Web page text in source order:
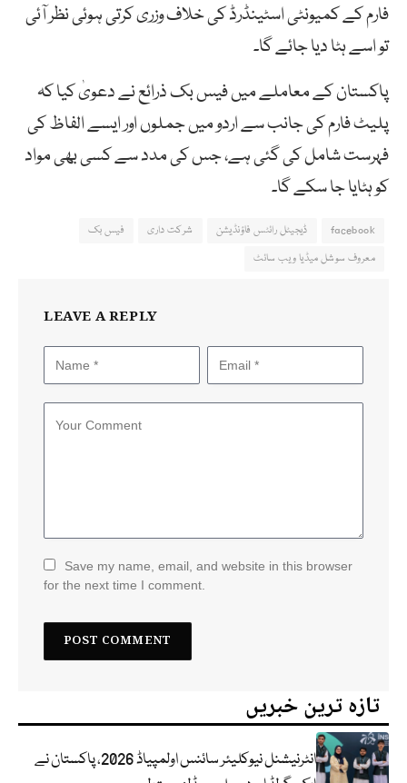
فارم کے کمیونٹی اسٹینڈرڈ کی خلاف وزری کرتی ہوئی نظر آئی
تو اسے ہٹا دیا جائے گا۔
پاکستان کے معاملے میں فیس بک ذرائع نے دعویٰ کیا کہ
پلیٹ فارم کی جانب سے اردو میں جملوں اور ایسے الفاظ کی
فہرست شامل کی گئی ہے، جس کی مدد سے کسی بھی مواد
کو ہٹایا جا سکے گا۔
facebook ڈیجیٹل رائٹس فاؤنڈیشن شرکت داری
فیس بک
معروف سوشل میڈیا ویب سائٹ
LEAVE A REPLY
Save my name, email, and website in this browser
for the next time I comment.
تازہ ترین خبریں
انٹرنیشنل نیوکلیئر سائنس اولمپیاڈ 2026، پاکستان نے